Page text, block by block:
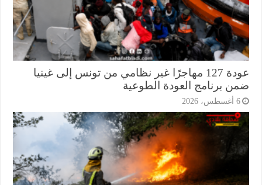
عودة 127 مهاجرًا غير نظامي من تونس إلى غينيا
برنامج العودة الطوعية